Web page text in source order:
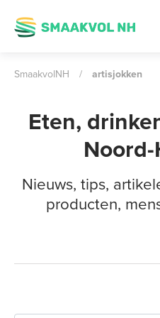
SmaakvolNH / artisjokken
Eten,
Nieuws, tips,
producten,